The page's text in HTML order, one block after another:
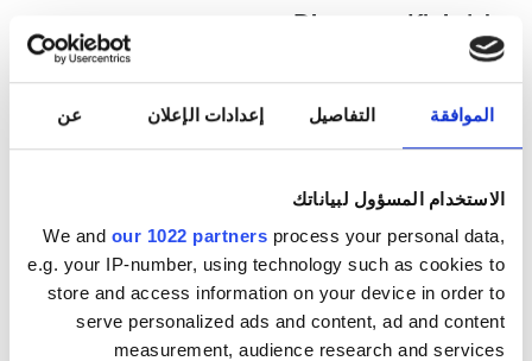
الموافقة التفاصيل إعدادات الإعلان عن
الاستخدام المسؤول لبياناتك
We and our 1022 partners process your personal data,
e.g. your IP-number, using technology such as cookies to
store and access information on your device in order to
serve personalized ads and content, ad and content
measurement, audience research and services
المرطبات
شبكة واي فاي مجانيّة
شاشات تلفزيون
انتقالات مجانية
Diaverum Klaipėda
كلايبيدا, ليتوانيا
مشمول بتغطية بطاقة التأمين الصحيّ الأوروبية
انتقالات مجانية
انتظار سيارات مجانيّ
لكل علاج
غسيل الدم ٢٣٣٫٢٨ €
غسيل وترشيح الدم ٢٣٣٫٢٨ €
حجز مبدئي